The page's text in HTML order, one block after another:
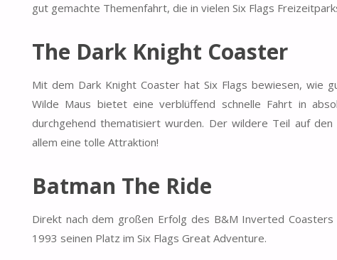
gut gemachte Themenfahrt, die in vielen Six Flags
The Dark Knight Coaster
Mit dem Dark Knight Coaster hat Six Flags bewiesen, wie
Wilde Maus bietet eine verblüffend schnelle Fahrt in
durchgehend thematisiert wurden. Der wildere Teil auf
allem eine tolle Attraktion!
Batman The Ride
Direkt nach dem großen Erfolg des B&M Inverted
1993 seinen Platz im Six Flags Great Adventure.